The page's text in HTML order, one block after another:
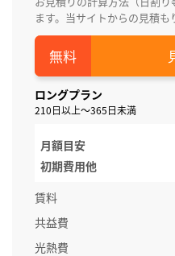
ます。当サイトからの見積も
ロングプラン
210日以上～365日未満
月額目安
初期費用他
賃料
共益費
光熱費